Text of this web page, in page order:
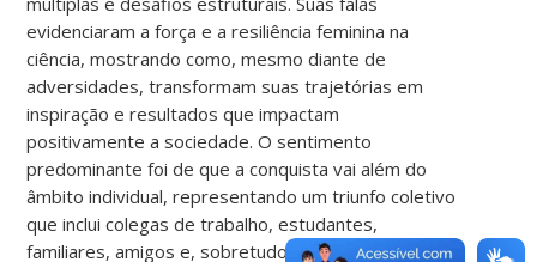
evidenciaram a força e a resiliência feminina na
ciência, mostrando como, mesmo diante de
adversidades, transformam suas trajetórias em
inspiração e resultados que impactam
positivamente a sociedade. O sentimento
predominante foi de que a conquista vai além do
âmbito individual, representando um triunfo coletivo
que inclui colegas de trabalho, estudantes,
familiares, amigos e, sobretudo, todas as mulheres